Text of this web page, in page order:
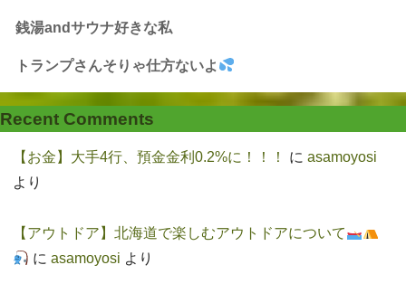
銭湯andサウナ好きな私
トランプさんそりゃ仕方ないよ
Recent Comments
【お金】大手4行、預金金利0.2%に！！！ に asamoyosi
より
【アウトドア】北海道で楽しむアウトドアについて
に asamoyosi より